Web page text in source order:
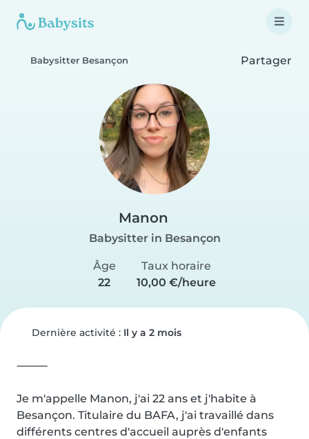
Babysitter Besançon Partager
Manon
Babysitter in Besançon
Âge
22
Taux horaire
10,00 €/heure
Dernière activité : Il y a 2 mois
⸻
Je m'appelle Manon, j'ai 22 ans et j'habite à
Besançon. Titulaire du BAFA, j'ai travaillé dans
différents centres d'accueil auprès d'enfants